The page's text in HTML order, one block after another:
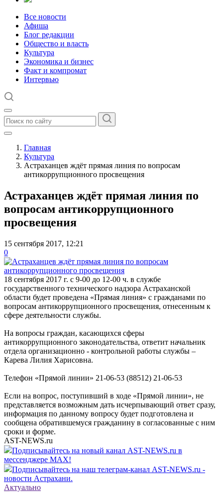
Все новости
Афиша
Блог редакции
Общество и власть
Культура
Экономика и бизнес
Факт и компромат
Интервью
Главная
Культура
Астраханцев ждёт прямая линия по вопросам
антикоррупционного просвещения
Астраханцев ждёт прямая линия по
вопросам антикоррупционного
просвещения
15 сентября 2017, 12:21
0
18 сентября 2017 г. с 9-00 до 12-00 ч. в службе
государственного технического надзора Астраханской
области будет проведена «Прямая линия» с гражданами по
вопросам антикоррупционного просвещения, отнесенным к
сфере деятельности службы.
На вопросы граждан, касающихся сферы
антикоррупционного законодательства, ответит начальник
отдела организационно - контрольной работы службы –
Карева Лилия Харисовна.
Телефон «Прямой линии» 21-06-53 (88512) 21-06-53
Если на вопрос, поступивший в ходе «Прямой линии», не
представляется возможным дать исчерпывающий ответ сразу,
информация по данному вопросу будет подготовлена и
сообщена обратившемуся гражданину в согласованные с ним
сроки и форме.
AST-NEWS.ru
Подписывайтесь на новый канал AST-NEWS.ru в
мессенджере MAX!
Подписывайтесь на наш телеграм-канал AST-NEWS.ru -
новости Астрахани.
Актуально